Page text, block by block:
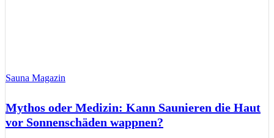
Sauna Magazin
Mythos oder Medizin: Kann Saunieren die Haut
vor Sonnenschäden wappnen?